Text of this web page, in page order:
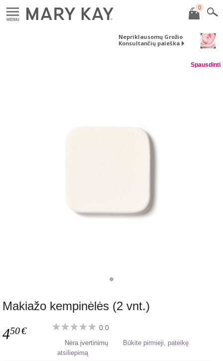
MENIU
0
Nepriklausomų Grožio
Konsultančių paieška
Spausdinti
Makiažo kempinėlės (2 vnt.)
450€ 0.0
Nėra įvertinimų
Būkite pirmieji, pateikę
atsiliepimą